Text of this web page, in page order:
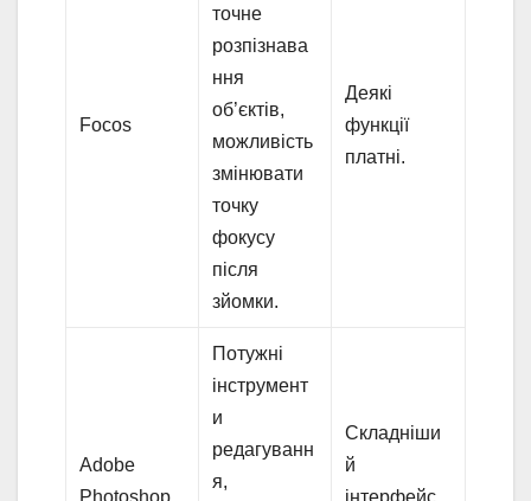
Focos
точне
розпізнава
ння
об’єктів,
можливість
змінювати
точку
фокусу
після
зйомки.
Деякі
функції
платні.
Adobe
Photoshop
Потужні
інструмент
и
редагуванн
я,
Складніши
й
інтерфейс